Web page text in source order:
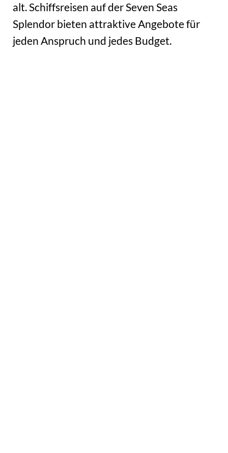
alt. Schiffsreisen auf der Seven Seas
Splendor bieten attraktive Angebote für
jeden Anspruch und jedes Budget.